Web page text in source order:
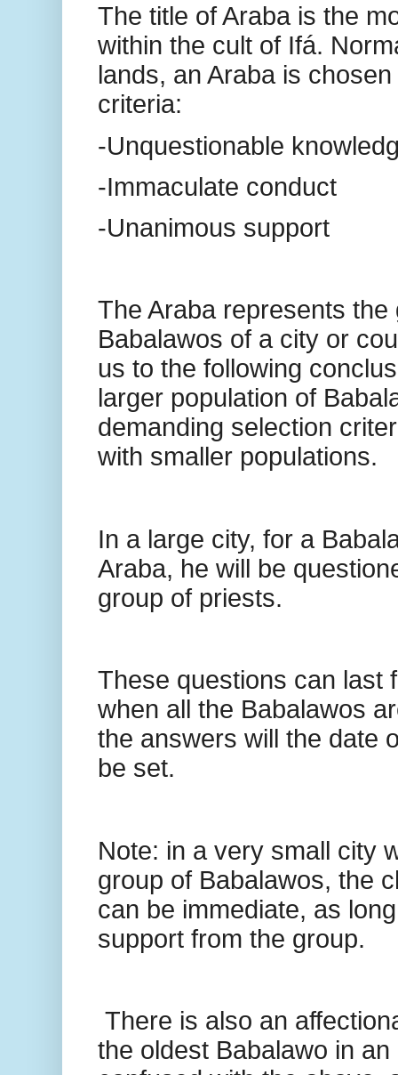
The title of Araba is the
within the cult of Ifá.
lands, an Araba is
criteria:
-Unquestionable
-Immaculate conduct
-Unanimous support
The Araba represents the
Babalawos of a city or
us to the following
larger population of
demanding selection
with smaller populations.
In a large city, for a
Araba, he will be
group of priests.
These questions can last
when all the Babalawos
the answers will the date
be set.
Note: in a very small city
group of Babalawos, the
can be immediate, as
support from the group.
There is also an
the oldest Babalawo in